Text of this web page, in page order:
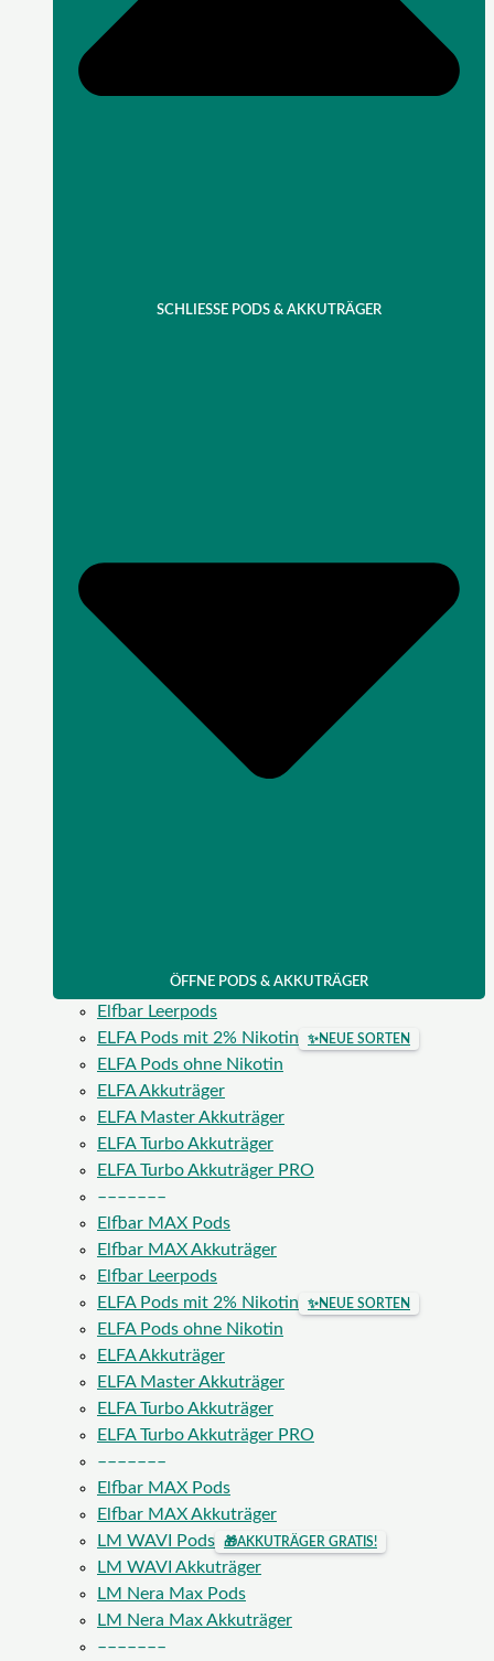
SCHLIESSE PODS & AKKUTRÄGER
ÖFFNE PODS & AKKUTRÄGER
Elfbar Leerpods
ELFA Pods mit 2% Nikotin
✨NEUE SORTEN
ELFA Pods ohne Nikotin
ELFA Akkuträger
ELFA Master Akkuträger
ELFA Turbo Akkuträger
ELFA Turbo Akkuträger PRO
–––––––
Elfbar MAX Pods
Elfbar MAX Akkuträger
Elfbar Leerpods
ELFA Pods mit 2% Nikotin
✨NEUE SORTEN
ELFA Pods ohne Nikotin
ELFA Akkuträger
ELFA Master Akkuträger
ELFA Turbo Akkuträger
ELFA Turbo Akkuträger PRO
–––––––
Elfbar MAX Pods
Elfbar MAX Akkuträger
LM WAVI Pods
🎁AKKUTRÄGER GRATIS!
LM WAVI Akkuträger
LM Nera Max Pods
LM Nera Max Akkuträger
–––––––